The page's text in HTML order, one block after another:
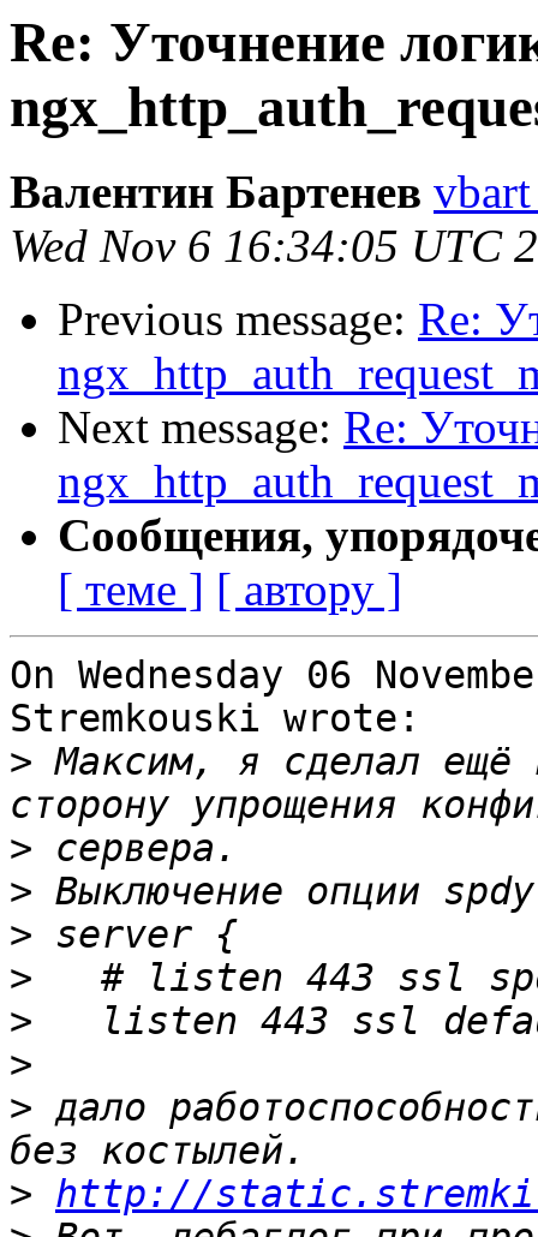
Re: Уточнение
Валентин Бартенев
Wed Nov 6 16:34:05 UTC
Previous message: Re:
Next message: Re:
Сообщения,
[ теме ] [ автору ]
On Wednesday 06
Stremkouski wrote:
> Максим, я сделал ещё
>
>
>
>
>
>
> дало
> http://